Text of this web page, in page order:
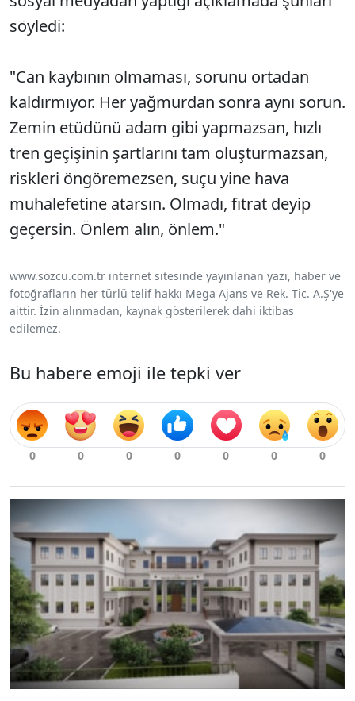
söyledi:
"Can kaybının olmaması, sorunu ortadan
kaldırmıyor. Her yağmurdan sonra aynı sorun.
Zemin etüdünü adam gibi yapmazsan, hızlı
tren geçişinin şartlarını tam oluşturmazsan,
riskleri öngöremezsen, suçu yine hava
muhalefetine atarsın. Olmadı, fıtrat deyip
geçersin. Önlem alın, önlem."
www.sozcu.com.tr internet sitesinde yayınlanan yazı, haber ve
fotoğrafların her türlü telif hakkı Mega Ajans ve Rek. Tic. A.Ş'ye
aittir. İzin alınmadan, kaynak gösterilerek dahi iktibas
edilemez.
Bu habere emoji ile tepki ver